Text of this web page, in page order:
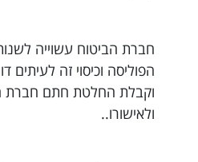
חברת הביטוח עשוייה
הפוליסה וכיסוי זה לעיתים
וקבלת החלטת חתם חברת
ולאישורו..